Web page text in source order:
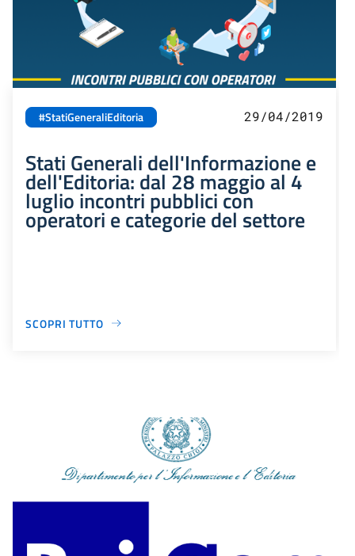
#StatiGeneraliEditoria 29/04/2019
Stati Generali dell'Informazione e
dell'Editoria: dal 28 maggio al 4
luglio incontri pubblici con
operatori e categorie del settore
SCOPRI TUTTO